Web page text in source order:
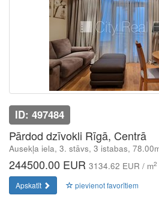
ID: 497484
Pārdod dzīvokli Rīgā, Centrā
Ausekļa iela, 3. stāvs, 3 istabas,
244500.00 EUR 3134.62 EUR / m2
Apskatīt pievienot favorītiem